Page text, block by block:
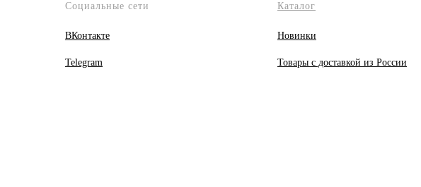
Социальные сети
ВКонтакте
Telegram
Каталог
Новинки
Товары с доставкой из России